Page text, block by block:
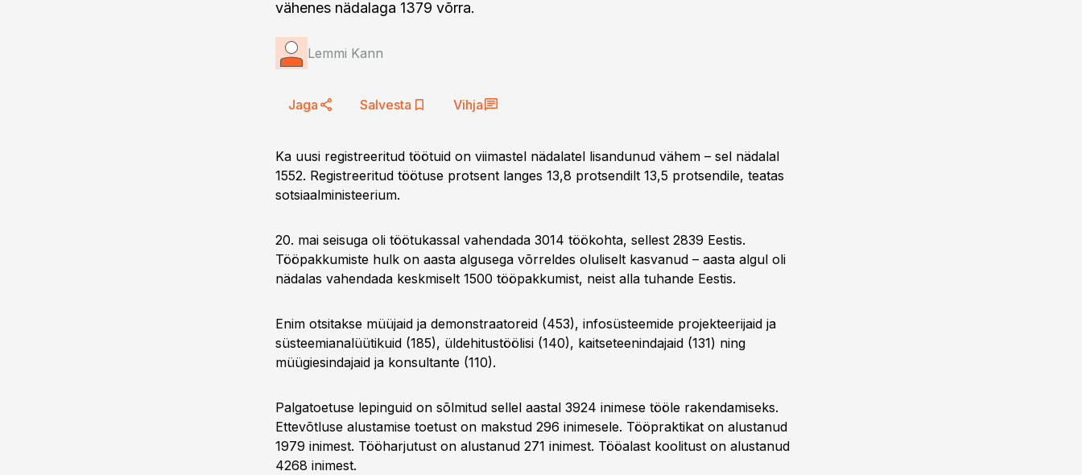
vähenes nädalaga 1379 võrra.
Lemmi Kann
Jaga Salvesta Vihja
Ka uusi registreeritud töötuid on viimastel nädalatel lisandunud vähem – sel nädalal
1552. Registreeritud töötuse protsent langes 13,8 protsendilt 13,5 protsendile, teatas
sotsiaalministeerium.
20. mai seisuga oli töötukassal vahendada 3014 töökohta, sellest 2839 Eestis.
Tööpakkumiste hulk on aasta algusega võrreldes oluliselt kasvanud – aasta algul oli
nädalas vahendada keskmiselt 1500 tööpakkumist, neist alla tuhande Eestis.
Enim otsitakse müüjaid ja demonstraatoreid (453), infosüsteemide projekteerijaid ja
süsteemianalüütikuid (185), üldehitustöölisi (140), kaitseteenindajaid (131) ning
müügiesindajaid ja konsultante (110).
Palgatoetuse lepinguid on sõlmitud sellel aastal 3924 inimese tööle rakendamiseks.
Ettevõtluse alustamise toetust on makstud 296 inimesele. Tööpraktikat on alustanud
1979 inimest. Tööharjutust on alustanud 271 inimest. Tööalast koolitust on alustanud
4268 inimest.